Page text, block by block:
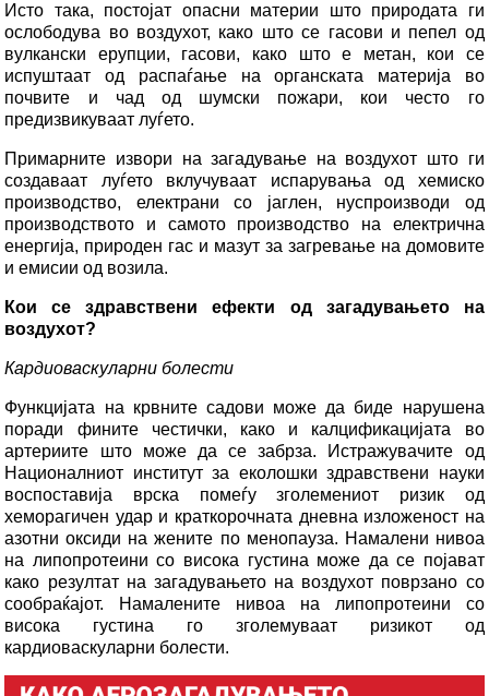
Исто така, постојат опасни материи што природата ги
ослободува во воздухот, како што се гасови и пепел од
вулкански ерупции, гасови, како што е метан, кои се
испуштаат од распаѓање на органската материја во
почвите и чад од шумски пожари, кои често го
предизвикуваат луѓето.
Примарните извори на загадување на воздухот што ги
создаваат луѓето вклучуваат испарувања од хемиско
производство, електрани со јаглен, нуспроизводи од
производството и самото производство на електрична
енергија, природен гас и мазут за загревање на домовите
и емисии од возила.
Кои се здравствени ефекти од загадувањето на
воздухот?
Кардиоваскуларни болести
Функцијата на крвните садови може да биде нарушена
поради фините честички, како и калцификацијата во
артериите што може да се забрза. Истражувачите од
Националниот институт за еколошки здравствени науки
воспоставија врска помеѓу зголемениот ризик од
хеморагичен удар и краткорочната дневна изложеност на
азотни оксиди на жените по менопауза. Намалени нивоа
на липопротеини со висока густина може да се појават
како резултат на загадувањето на воздухот поврзано со
сообраќајот. Намалените нивоа на липопротеини со
висока густина го зголемуваат ризикот од
кардиоваскуларни болести.